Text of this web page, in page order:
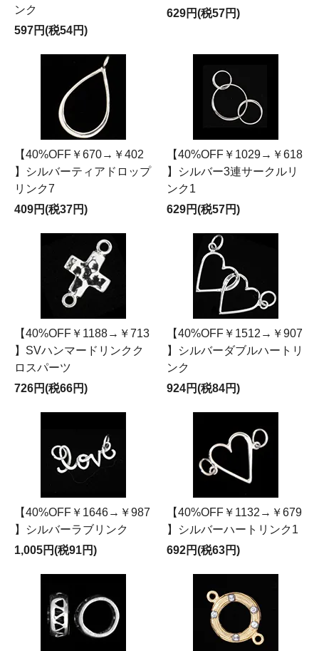
ンク
597円(税54円)
629円(税57円)
【40%OFF￥670→￥402
】シルバーティアドロップ
リンク7
409円(税37円)
【40%OFF￥1029→￥618
】シルバー3連サークルリ
ンク1
629円(税57円)
【40%OFF￥1188→￥713
】SVハンマードリンクク
ロスパーツ
726円(税66円)
【40%OFF￥1512→￥907
】シルバーダブルハートリ
ンク
924円(税84円)
【40%OFF￥1646→￥987
】シルバーラブリンク
1,005円(税91円)
【40%OFF￥1132→￥679
】シルバーハートリンク1
692円(税63円)